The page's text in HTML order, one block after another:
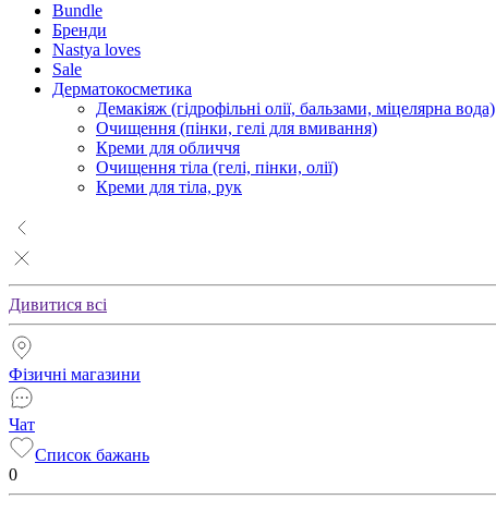
Bundle
Бренди
Nastya loves
Sale
Дерматокосметика
Демакіяж (гідрофільні олії, бальзами, міцелярна вода)
Очищення (пінки, гелі для вмивання)
Креми для обличчя
Очищення тіла (гелі, пінки, олії)
Креми для тіла, рук
Дивитися всі
Фізичні магазини
Чат
Список бажань
0